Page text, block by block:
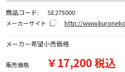
商品コード: SE275000
メーカーサイト http://
メーカー希望小売価格
販売価格 ￥17,200 税込